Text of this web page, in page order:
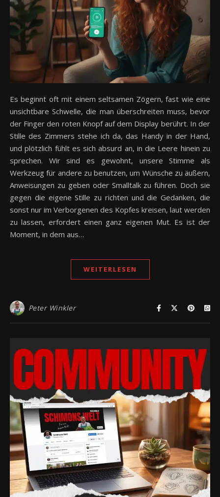
Es beginnt oft mit einem seltsamen Zögern, fast wie eine
unsichtbare Schwelle, die man überschreiten muss, bevor
der Finger den roten Knopf auf dem Display berührt. In der
Stille des Zimmers stehe ich da, das Handy in der Hand,
und plötzlich fühlt es sich absurd an, in die Leere hinein zu
sprechen. Wir sind es gewohnt, unsere Stimme als
Werkzeug für andere zu benutzen, um Wünsche zu äußern,
Anweisungen zu geben oder Smalltalk zu führen. Doch sie
gegen die eigene Stille zu richten und die Gedanken, die
sonst nur im Verborgenen des Kopfes kreisen, laut werden
zu lassen, erfordert einen ganz eigenen Mut. Es ist der
Moment, in dem aus…
WEITERLESEN
Peter Winkler